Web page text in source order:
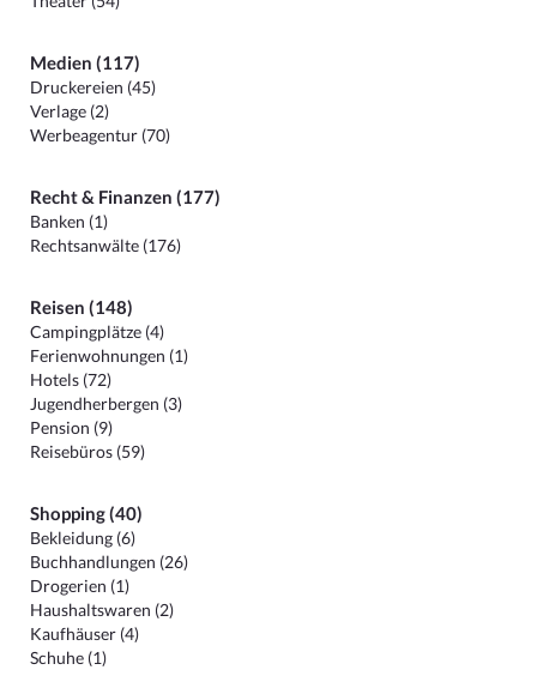
Medien (117)
Druckereien (45)
Verlage (2)
Werbeagentur (70)
Recht & Finanzen (177)
Banken (1)
Rechtsanwälte (176)
Reisen (148)
Campingplätze (4)
Ferienwohnungen (1)
Hotels (72)
Jugendherbergen (3)
Pension (9)
Reisebüros (59)
Shopping (40)
Bekleidung (6)
Buchhandlungen (26)
Drogerien (1)
Haushaltswaren (2)
Kaufhäuser (4)
Schuhe (1)